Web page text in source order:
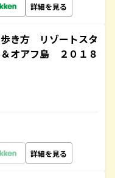
詳細を見る
き方 リゾートスタ
オアフ島 ２０１８
詳細を見る